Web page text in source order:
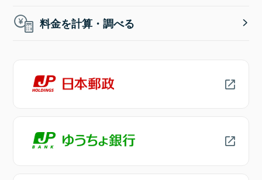
料金を計算・調べる